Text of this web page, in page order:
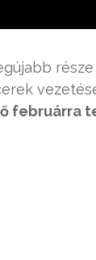
februárra